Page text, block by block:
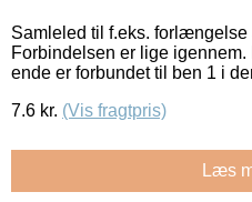
Samleled til f.eks.
Forbindelsen er lige
ende er forbundet til ben 1 i
7.6 kr. (Vis fragtpris)
Læs